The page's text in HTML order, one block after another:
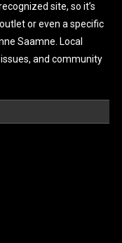
site, so it’s
or even a specific
Saamne. Local
and community